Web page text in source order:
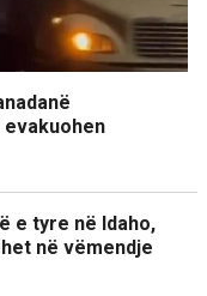
e tyre në Idaho,
në vëmendje